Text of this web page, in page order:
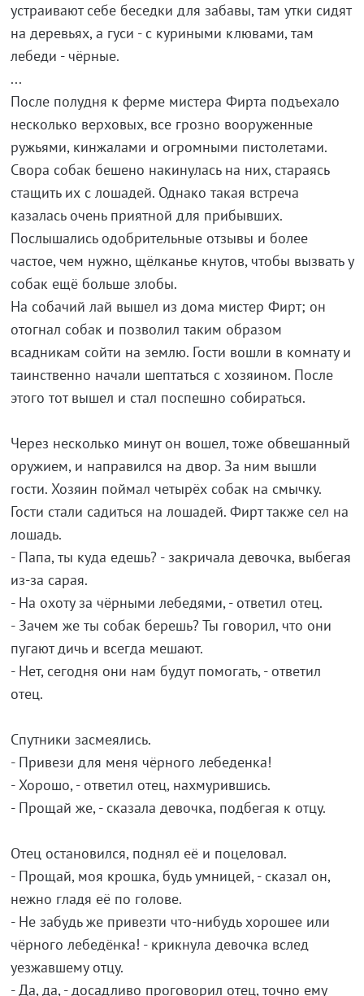
устраивают себе беседки для забавы, там утки сидят
на деревьях, а гуси - с куриными клювами, там
лебеди - чёрные.
...
После полудня к ферме мистера Фирта подъехало
несколько верховых, все грозно вооруженные
ружьями, кинжалами и огромными пистолетами.
Свора собак бешено накинулась на них, стараясь
стащить их с лошадей. Однако такая встреча
казалась очень приятной для прибывших.
Послышались одобрительные отзывы и более
частое, чем нужно, щёлканье кнутов, чтобы вызвать у
собак ещё больше злобы.
На собачий лай вышел из дома мистер Фирт; он
отогнал собак и позволил таким образом
всадникам сойти на землю. Гости вошли в комнату и
таинственно начали шептаться с хозяином. После
этого тот вышел и стал поспешно собираться.
Через несколько минут он вошел, тоже обвешанный
оружием, и направился на двор. За ним вышли
гости. Хозяин поймал четырёх собак на смычку.
Гости стали садиться на лошадей. Фирт также сел на
лошадь.
- Папа, ты куда едешь? - закричала девочка, выбегая
из-за сарая.
- На охоту за чёрными лебедями, - ответил отец.
- Зачем же ты собак берешь? Ты говорил, что они
пугают дичь и всегда мешают.
- Нет, сегодня они нам будут помогать, - ответил
отец.
Спутники засмеялись.
- Привези для меня чёрного лебеденка!
- Хорошо, - ответил отец, нахмурившись.
- Прощай же, - сказала девочка, подбегая к отцу.
Отец остановился, поднял её и поцеловал.
- Прощай, моя крошка, будь умницей, - сказал он,
нежно гладя её по голове.
- Не забудь же привезти что-нибудь хорошее или
чёрного лебедёнка! - крикнула девочка вслед
уезжавшему отцу.
- Да, да, - досадливо проговорил отец, точно ему